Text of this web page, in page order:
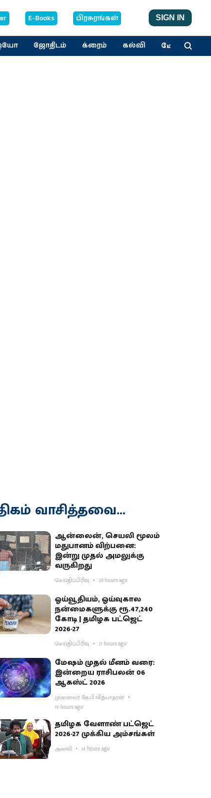
E-Books பிரசுரங்கள் SIGN IN
ஜோதிடம் க்ரைம் கல்வி மேலும்
வாசித்தவை...
ஆன்லைன், செயலி மூலம்
மதுபானம் விற்பனை:
இன்று முதல் அமலுக்கு
வருகிறது
செய்திப்பிரிவு 20 hours ago
ஓய்வூதியம், ஓய்வுகால
நன்மைகளுக்கு ரூ.47,240
கோடி | தமிழக பட்ஜெட்
2026-27
செய்திப்பிரிவு 21 hours ago
மேஷம் முதல் மீனம் வரை:
இன்றைய ராசிபலன் 06
ஆகஸ்ட் 2026
முனைவர் கே.பி.வித்யாதரன்
19 hours ago
தமிழக வேளாண் பட்ஜெட்
2026-27 முக்கிய அம்சங்கள்
அனலி 14 hours ago